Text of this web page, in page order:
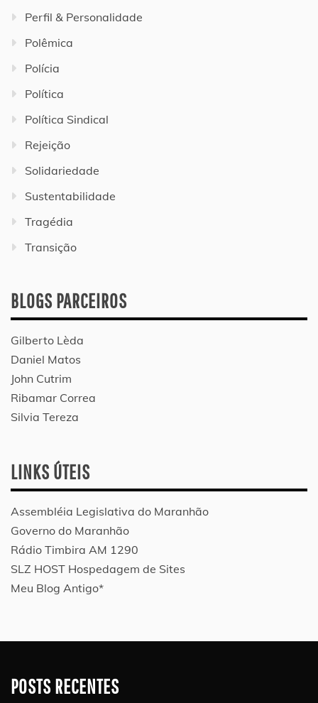
Perfil & Personalidade
Polêmica
Polícia
Política
Política Sindical
Rejeição
Solidariedade
Sustentabilidade
Tragédia
Transição
BLOGS PARCEIROS
Gilberto Lèda
Daniel Matos
John Cutrim
Ribamar Correa
Silvia Tereza
LINKS ÚTEIS
Assembléia Legislativa do Maranhão
Governo do Maranhão
Rádio Timbira AM 1290
SLZ HOST Hospedagem de Sites
Meu Blog Antigo*
POSTS RECENTES